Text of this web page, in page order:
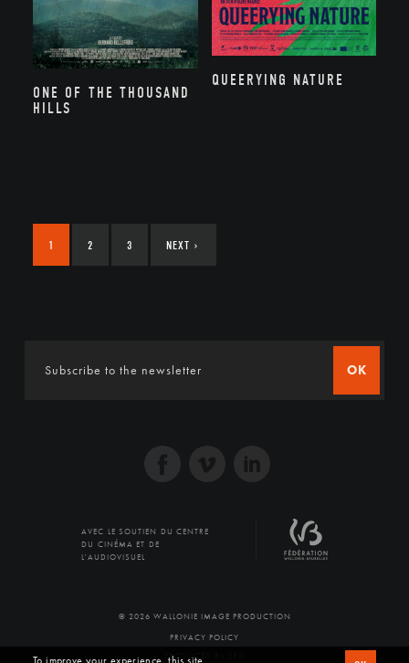
ONE OF THE THOUSAND
HILLS
QUEERYING NATURE
1 2 3 NEXT ›
OK
AVEC LE SOUTIEN DU CENTRE
DU CINÉMA ET DE
L'AUDIOVISUEL
© 2026 WALLONIE IMAGE PRODUCTION
PRIVACY POLICY
PRODUCED BY SFD
To improve your experience, this site